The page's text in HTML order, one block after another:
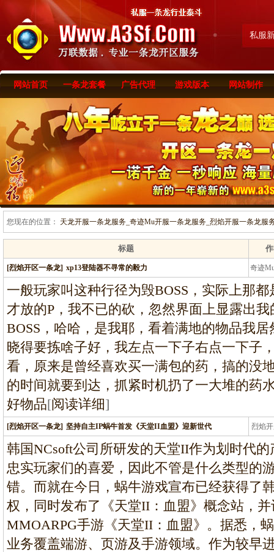
私服
网站首页 一条龙套餐 广告代理 游戏版本 网站制作
您现在的位置： 天龙开服一条龙服务_奇迹Mu开服一条龙服务_烈焰开服一条龙服
标题
[烈焰开区一条龙] xp13登陆器不寻常的毅力 奇迹
条
一般玩家叫这种行径为毁BOSS，实际上那
才放的P，我不已的砍，忽然界面上显露出
BOSS，哈哈，是我耶，看着满地的物品我
晓得要拣啥子好，我左点一下子右点一下子
看，原来是曾经喜欢买一满包的药，搞的没
的时间就要到达，抓紧时机扔了一大堆的药
好物品[阅读详细]
[烈焰开区一条龙] 坚持自主IP蜗牛首发《天堂II血盟》迎新世代 烈焰
龙
韩国NCsoft公司所研发的天堂II作为划时代
忠实玩家们的喜爱，因此不管是什么类型的
错。而就在今日，蜗牛游戏宣布已经获得了
权，同时发布了《天堂II：血盟》概念站，
MMOARPG手游《天堂II：血盟》。据悉，
业务覆盖端游、页游及手游领域。作为较早